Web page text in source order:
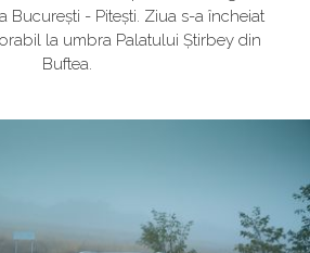
București - Pitești. Ziua s-a încheiat
la umbra Palatului Știrbey din
Buftea.